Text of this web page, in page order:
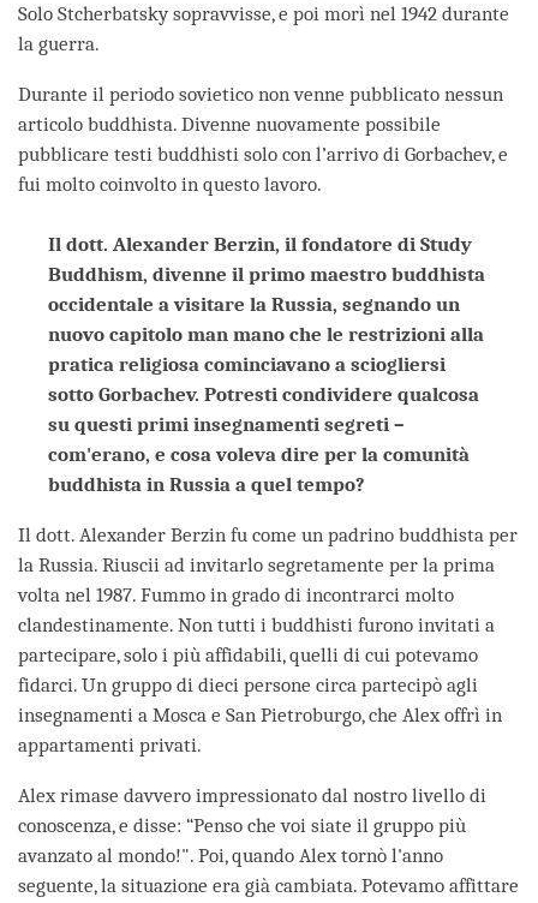
Solo Stcherbatsky sopravvisse, e poi morì nel 1942 durante
la guerra.
Durante il periodo sovietico non venne pubblicato nessun
articolo buddhista. Divenne nuovamente possibile
pubblicare testi buddhisti solo con l’arrivo di Gorbachev, e
fui molto coinvolto in questo lavoro.
Il dott. Alexander Berzin, il fondatore di Study
Buddhism, divenne il primo maestro buddhista
occidentale a visitare la Russia, segnando un
nuovo capitolo man mano che le restrizioni alla
pratica religiosa cominciavano a sciogliersi
sotto Gorbachev. Potresti condividere qualcosa
su questi primi insegnamenti segreti –
com'erano, e cosa voleva dire per la comunità
buddhista in Russia a quel tempo?
Il dott. Alexander Berzin fu come un padrino buddhista per
la Russia. Riuscii ad invitarlo segretamente per la prima
volta nel 1987. Fummo in grado di incontrarci molto
clandestinamente. Non tutti i buddhisti furono invitati a
partecipare, solo i più affidabili, quelli di cui potevamo
fidarci. Un gruppo di dieci persone circa partecipò agli
insegnamenti a Mosca e San Pietroburgo, che Alex offrì in
appartamenti privati.
Alex rimase davvero impressionato dal nostro livello di
conoscenza, e disse: “Penso che voi siate il gruppo più
avanzato al mondo!". Poi, quando Alex tornò l'anno
seguente, la situazione era già cambiata. Potevamo affittare